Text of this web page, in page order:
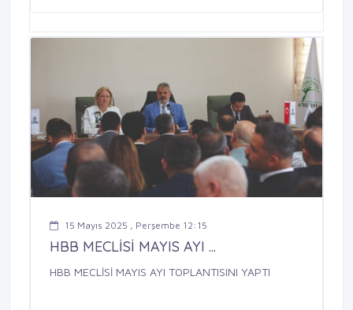
15 Mayıs 2025 , Perşembe 12:15
HBB MECLİSİ MAYIS AYI ...
HBB MECLİSİ MAYIS AYI TOPLANTISINI YAPTI